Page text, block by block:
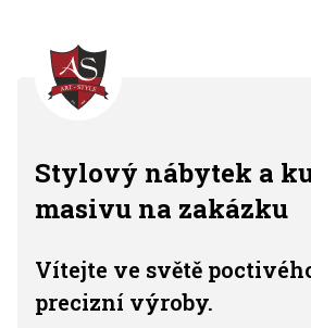
Stylový nábytek a
masivu na zakázku
Vítejte ve světě
precizní výroby.